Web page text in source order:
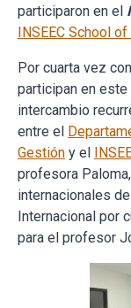
participaron en el
INSEEC School
Por cuarta vez
participan en
intercambio
entre el
Gestión y el
profesora
internacionales
Internacional por
para el profesor